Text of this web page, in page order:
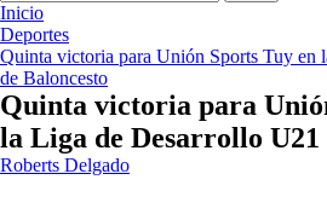
Inicio
Deportes
Quinta victoria para Unión Sports Tuy en
de Baloncesto
Quinta victoria para
la Liga de Desarrollo U21
Roberts Delgado